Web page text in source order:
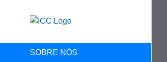
SOBRE NÓS